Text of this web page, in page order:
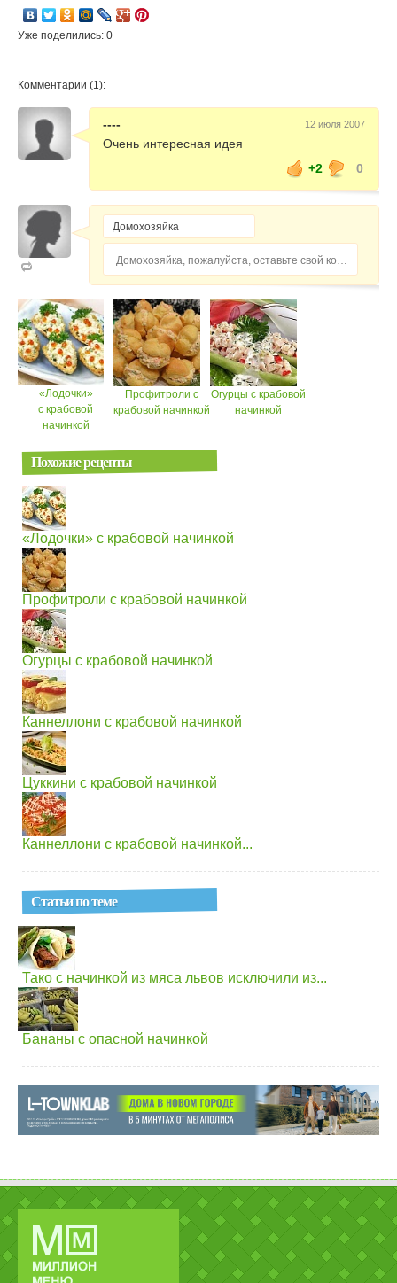
Уже поделились: 0
Комментарии (1):
---- 12 июля 2007
Очень интересная идея
+2
0
Домохозяйка, пожалуйста, оставьте свой комментарий...
«Лодочки»
с крабовой
начинкой
Профитроли с
крабовой начинкой
Огурцы с крабовой
начинкой
Похожие рецепты
«Лодочки» с крабовой начинкой
Профитроли с крабовой начинкой
Огурцы с крабовой начинкой
Каннеллони с крабовой начинкой
Цуккини с крабовой начинкой
Каннеллони с крабовой начинкой...
Статьи по теме
Тако с начинкой из мяса львов исключили из...
Бананы с опасной начинкой